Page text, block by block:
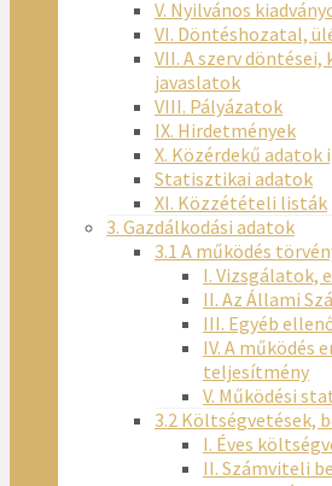
V. Nyilvános
VI. Döntéshozatal,
VII. A szerv
javaslatok
VIII. Pályázatok
IX. Hirdetmények
X. Közérdekű adatok
Statisztikai adatok
XI. Közzétételi listák
3. Gazdálkodási adatok
3.1 A működés
I. Vizsgálatok,
II. Az Állami
III. Egyéb
IV. A működés
teljesítmény
V. Működési
3.2 Költségvetések,
I. Éves
II. Számviteli